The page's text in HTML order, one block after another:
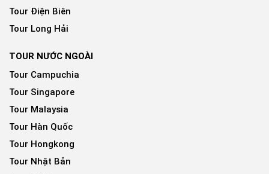
Tour Điện Biên
Tour Long Hải
TOUR NƯỚC NGOÀI
Tour Campuchia
Tour Singapore
Tour Malaysia
Tour Hàn Quốc
Tour Hongkong
Tour Nhật Bản